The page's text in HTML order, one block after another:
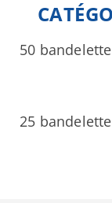
50
25